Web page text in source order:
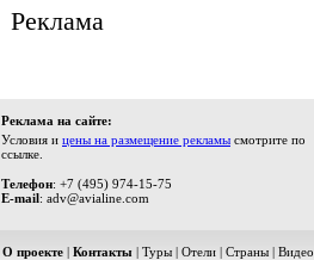
Реклама
Реклама на сайте:
Условия и цены на размещение рекламы смотрите по
ссылке.
Телефон: +7 (495) 974-15-75
E-mail: adv@avialine.com
О проекте | Контакты | Туры | Отели | Страны | Видео